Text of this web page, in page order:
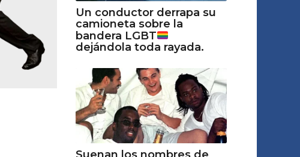
Un conductor derrapa su
camioneta sobre la
bandera LGBT
dejándola toda rayada.